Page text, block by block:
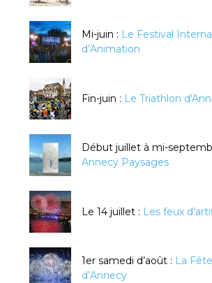
Mi-juin : Le Festival
d’Animation
Fin-juin : Le Triathlon
Début juillet à mi-
Annecy Paysages
Le 14 juillet : Les feux
1er samedi d’août : La
d’Annecy